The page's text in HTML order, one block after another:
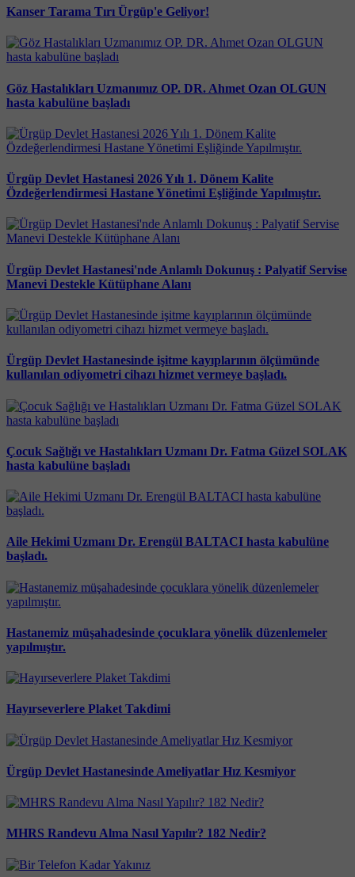
Kanser Tarama Tırı Ürgüp'e Geliyor!
Göz Hastalıkları Uzmanımız OP. DR. Ahmet Ozan OLGUN
hasta kabulüne başladı
Ürgüp Devlet Hastanesi 2026 Yılı 1. Dönem Kalite
Özdeğerlendirmesi Hastane Yönetimi Eşliğinde Yapılmıştır.
Ürgüp Devlet Hastanesi'nde Anlamlı Dokunuş : Palyatif Servise
Manevi Destekle Kütüphane Alanı
Ürgüp Devlet Hastanesinde işitme kayıplarının ölçümünde
kullanılan odiyometri cihazı hizmet vermeye başladı.
Çocuk Sağlığı ve Hastalıkları Uzmanı Dr. Fatma Güzel SOLAK
hasta kabulüne başladı
Aile Hekimi Uzmanı Dr. Erengül BALTACI hasta kabulüne
başladı.
Hastanemiz müşahadesinde çocuklara yönelik düzenlemeler
yapılmıştır.
Hayırseverlere Plaket Takdimi
Ürgüp Devlet Hastanesinde Ameliyatlar Hız Kesmiyor
MHRS Randevu Alma Nasıl Yapılır? 182 Nedir?